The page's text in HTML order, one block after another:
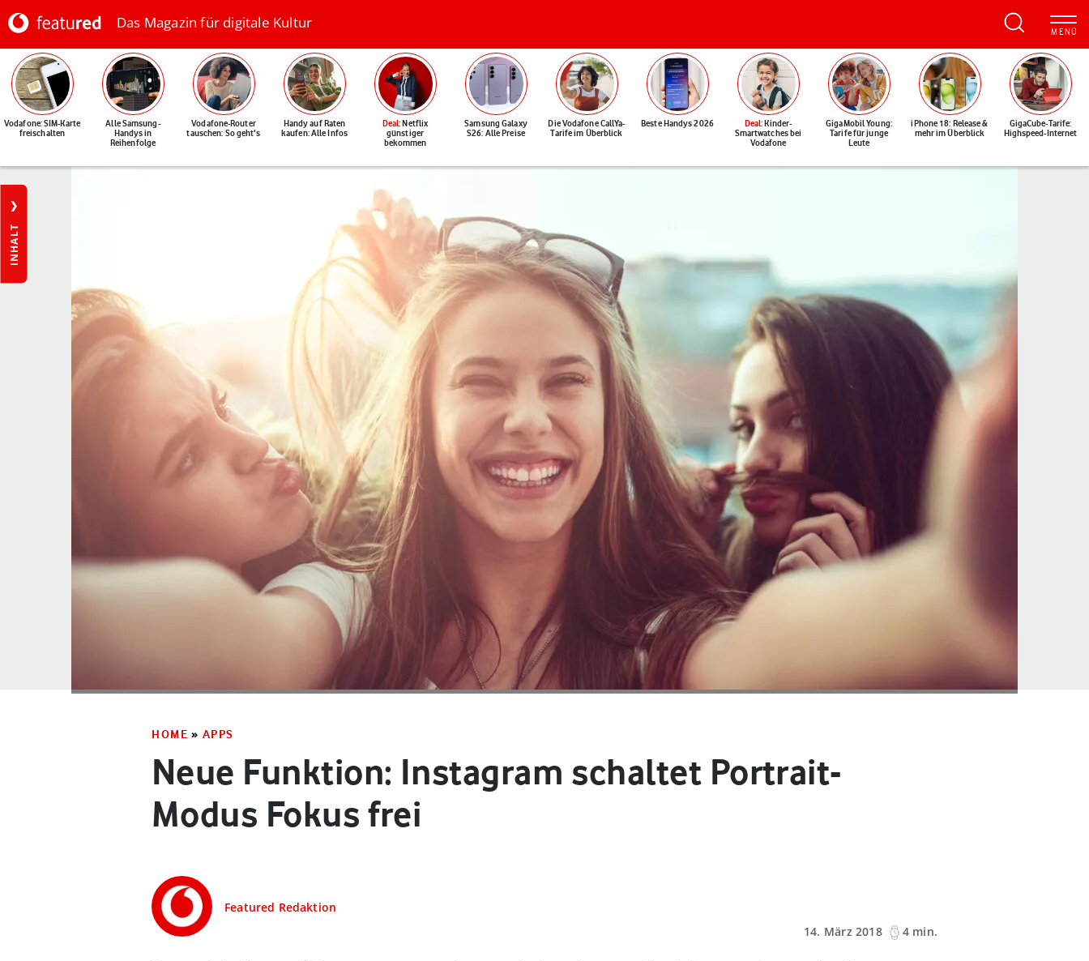
Das Magazin für digitale Kultur
Vodafone: SIM-Karte
freischalten
Alle Samsung-
Handys in
Reihenfolge
Vodafone-Router
tauschen: So geht's
Handy auf Raten
kaufen: Alle Infos
Deal: Netflix
günstiger
bekommen
Samsung Galaxy
S26: Alle Preise
Die Vodafone CallYa-
Tarife im Überblick
Beste Handys 2026 Deal: Kinder-
Smartwatches bei
Vodafone
GigaMobil Young:
Tarife für junge
Leute
iPhone 18: Release &
mehr im Überblick
GigaCube-Tarife:
Highspeed-Internet
INHALT
HOME » APPS
Neue Funktion: Instagram schaltet Portrait-
Modus Fokus frei
Featured Redaktion
14. März 2018
4 min.